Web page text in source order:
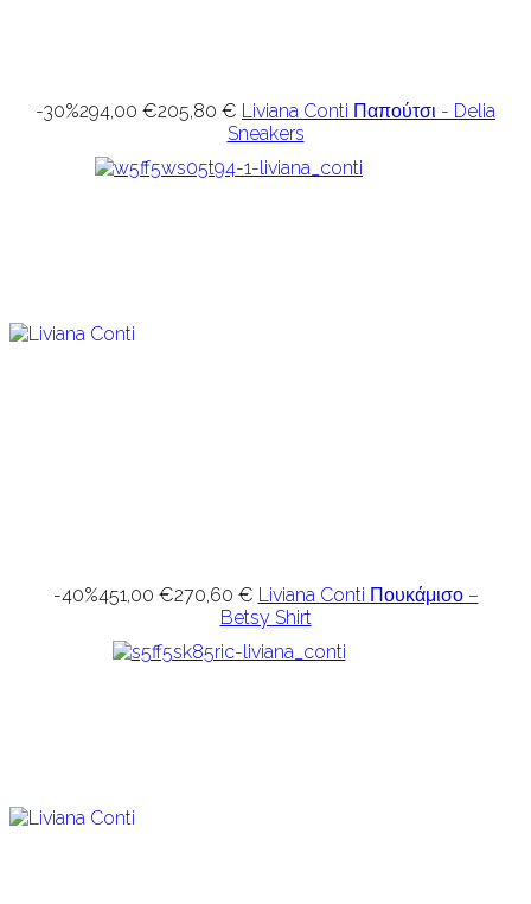
-30%294,00 €205,80 € Liviana Conti Παπούτσι - Delia
Sneakers
-40%451,00 €270,60 € Liviana Conti Πουκάμισο –
Betsy Shirt